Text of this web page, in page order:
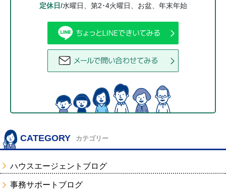
定休日/水曜日、第2･4火曜日、お盆、年末年始
CATEGORY カテゴリー
ハウスエージェントブログ
事務サポートブログ